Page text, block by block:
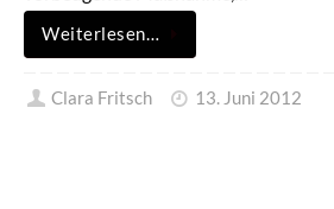
Weiterlesen…
Clara Fritsch 13. Juni 2012